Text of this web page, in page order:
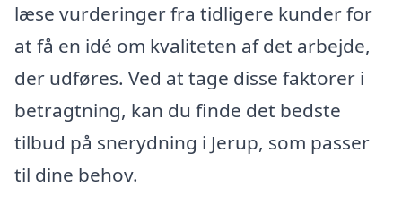
læse vurderinger fra tidligere kunder for
at få en idé om kvaliteten af det arbejde,
der udføres. Ved at tage disse faktorer i
betragtning, kan du finde det bedste
tilbud på snerydning i Jerup, som passer
til dine behov.